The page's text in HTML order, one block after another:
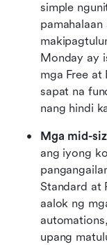
simple
Monday ay
mga Free
sapat na
nang hindi
Mga mid-
ang iyong
Standard at
aalok ng
upang